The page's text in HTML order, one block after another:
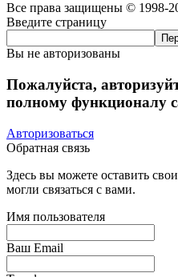
Все права защищены © 1998-
Введите страницу
Вы не авторизованы
Пожалуйста,
полному функционалу
Авторизоваться
Обратная связь
Здесь вы можете оставить
могли связаться с вами.
Имя пользователя
Ваш Email